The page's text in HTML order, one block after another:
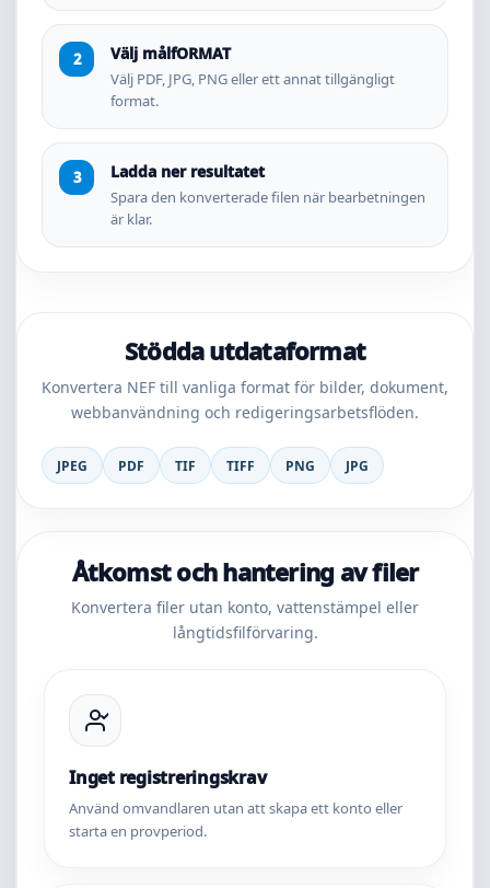
Välj målfORMAT
Välj PDF, JPG, PNG eller ett annat tillgängligt
format.
Ladda ner resultatet
Spara den konverterade filen när bearbetningen
är klar.
Stödda utdataformat
Konvertera NEF till vanliga format för bilder, dokument,
webbanvändning och redigeringsarbetsflöden.
JPEG PDF TIF TIFF PNG JPG
Åtkomst och hantering av filer
Konvertera filer utan konto, vattenstämpel eller
långtidsfilförvaring.
Inget registreringskrav
Använd omvandlaren utan att skapa ett konto eller
starta en provperiod.